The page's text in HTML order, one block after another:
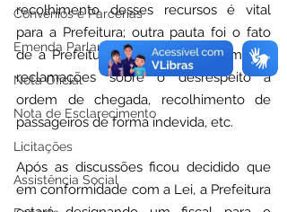
Convênios e Parcerias
Emenda Parlamentar
Nota Oficial
Nota de Esclarecimento
Licitações
Assistência Social
recolhimento desses recursos é vital
para a Prefeitura; outra pauta foi o fato
de a Prefeitura estar recebendo muitas
reclamações sobre o desrespeito à
ordem de chegada, recolhimento de
passageiros de forma indevida, etc.
Após as discussões ficou decidido que
em conformidade com a Lei, a Prefeitura